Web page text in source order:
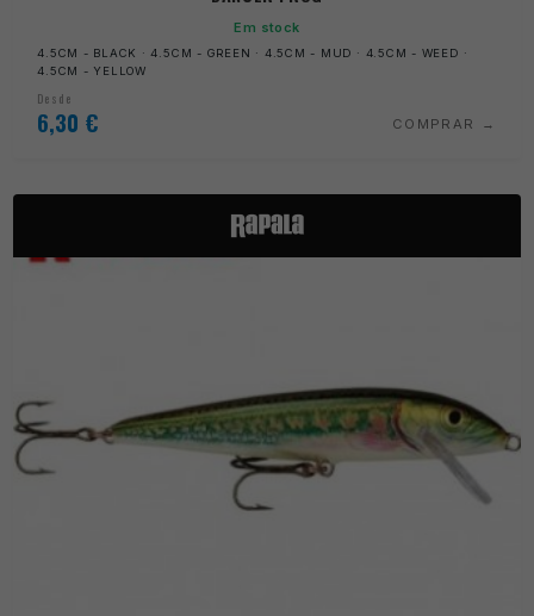
Em stock
4.5CM - BLACK · 4.5CM - GREEN · 4.5CM - MUD · 4.5CM - WEED ·
4.5CM - YELLOW
Desde
6,30 € COMPRAR